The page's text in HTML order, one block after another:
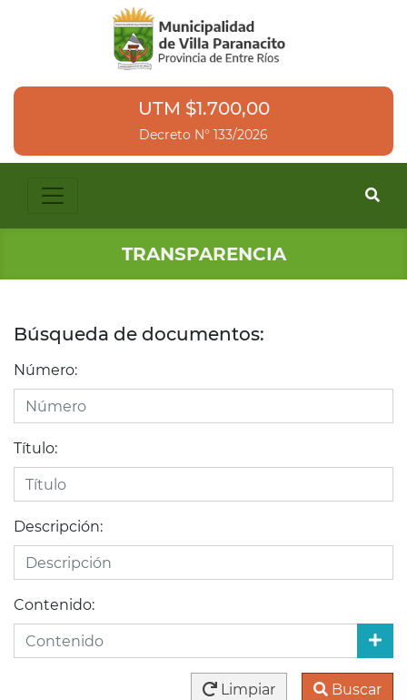
UTM $1.700,00
Decreto N° 133/2026
TRANSPARENCIA
Búsqueda de documentos:
Número:
Título:
Descripción:
Contenido:
Limpiar Buscar